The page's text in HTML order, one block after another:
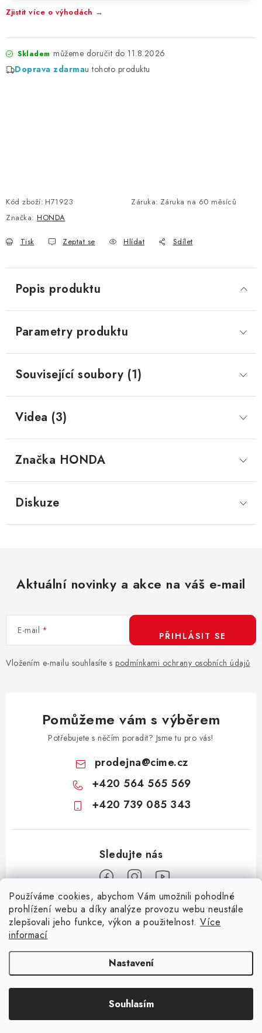
Používáme cookies, abychom Vám umožnili pohodlné
prohlížení webu a díky analýze provozu webu neustále
zlepšovali jeho funkce, výkon a použitelnost. Více
informací
Nastavení
Souhlasím
Zjistit více o výhodách →
Skladem
11.8.2026
Doprava zdarmau tohoto produktu
Kód zboží: H71923 Záruka: Záruka na 60 měsíců
Značka: HONDA
Tisk Zeptat se Hlídat Sdílet
Popis produktu
Parametry produktu
Související soubory (1)
Videa (3)
Značka HONDA
Diskuze
Aktuální novinky a akce na váš e-mail
E-mail
Vložením e-mailu souhlasíte s podmínkami ochrany osobních údajů
PŘIHLÁSIT SE
Pomůžeme vám s výběrem
Potřebujete s něčím poradit? Jsme tu pro vás!
prodejna@cime.cz
+420 564 565 569
+420 739 085 343
Informace pro vás
Billy Goat Walker
Zemědělská technika Komunální technika
CIME SHOP . Všechna práva vyhrazena.